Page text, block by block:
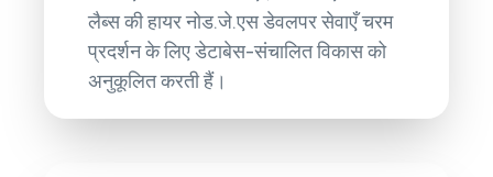
लैब्स की हायर नोड.जे.एस डेवलपर सेवाएँ चरम
प्रदर्शन के लिए डेटाबेस-संचालित विकास को
अनुकूलित करती हैं।